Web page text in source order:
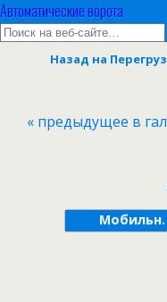
Автоматические ворота
Назад на
« предыдущее в
Мобильн.